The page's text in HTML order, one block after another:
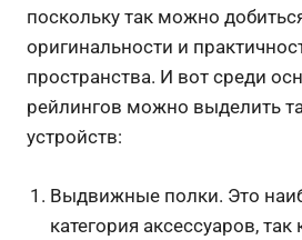
поскольку так можно
оригинальности и
пространства. И вот среди
рейлингов можно выделить
устройств:
Выдвижные полки. Это
категория аксессуаров,